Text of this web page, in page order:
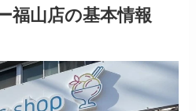
福山店の基本情報